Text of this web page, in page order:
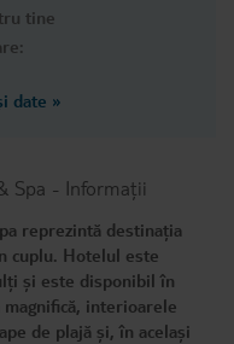
tine
date »
Spa - Informații
reprezintă destinația
cuplu. Hotelul este
și este disponibil în
interioarele
de plajă și, în același